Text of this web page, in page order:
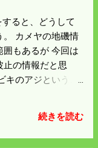
栽培計画を立て
なことになってい
が入り混じる。 期
楽しみとする。
すると、どうして
。 カメヤの地磯情
もあるが 今回は
止の情報だと思
キのアジというこ
ログに載るような
だけを載せてい
続きを読む